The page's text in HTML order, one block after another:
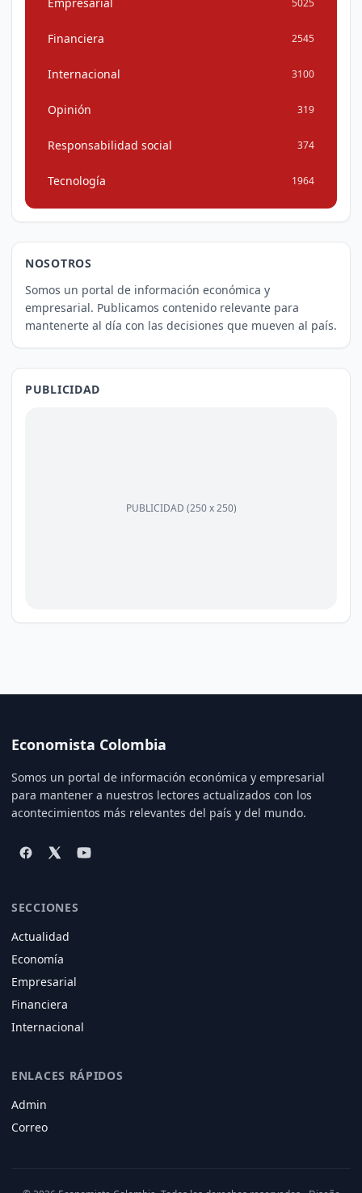
5025
Financiera 2545
Internacional 3100
Opinión 319
Responsabilidad social 374
Tecnología 1964
NOSOTROS
Somos un portal de información económica y
empresarial. Publicamos contenido relevante para
mantenerte al día con las decisiones que mueven al país.
PUBLICIDAD
PUBLICIDAD (250 x 250)
Economista Colombia
Somos un portal de información económica y empresarial
para mantener a nuestros lectores actualizados con los
acontecimientos más relevantes del país y del mundo.
SECCIONES
Actualidad
Economía
Empresarial
Financiera
Internacional
ENLACES RÁPIDOS
Admin
Correo